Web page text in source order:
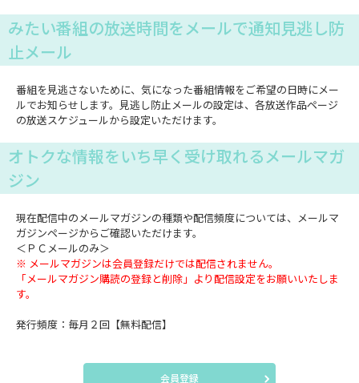
みたい番組の放送時間をメールで通知見逃し防
止メール
番組を見逃さないために、気になった番組情報をご希望の日時にメー
ルでお知らせします。見逃し防止メールの設定は、各放送作品ページ
の放送スケジュールから設定いただけます。
オトクな情報をいち早く受け取れるメールマガ
ジン
現在配信中のメールマガジンの種類や配信頻度については、メールマ
ガジンページからご確認いただけます。
＜ＰＣメールのみ＞
※ メールマガジンは会員登録だけでは配信されません。
「メールマガジン購読の登録と削除」より配信設定をお願いいたしま
す。
発行頻度：毎月２回【無料配信】
会員登録